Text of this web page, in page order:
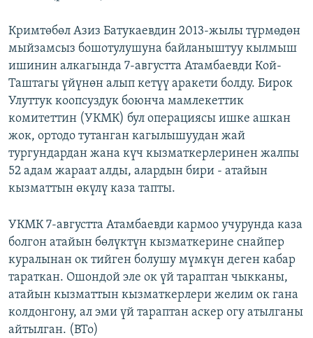
Кримтөбөл Азиз Батукаевдин 2013-жылы түрмөдөн
мыйзамсыз бошотулушуна байланыштуу кылмыш
ишинин алкагында 7-августта Атамбаевди Кой-
Таштагы үйүнөн алып кетүү аракети болду. Бирок
Улуттук коопсуздук боюнча мамлекеттик
комитеттин (УКМК) бул операциясы ишке ашкан
жок, ортодо тутанган кагылышуудан жай
тургундардан жана күч кызматкерлеринен жалпы
52 адам жараат алды, алардын бири - атайын
кызматтын өкүлү каза тапты.
УКМК 7-августта Атамбаевди кармоо учурунда каза
болгон атайын бөлүктүн кызматкерине снайпер
куралынан ок тийген болушу мүмкүн деген кабар
тараткан. Ошондой эле ок үй тараптан чыкканы,
атайын кызматтын кызматкерлери желим ок гана
колдонгону, ал эми үй тараптан аскер огу атылганы
айтылган. (BTo)